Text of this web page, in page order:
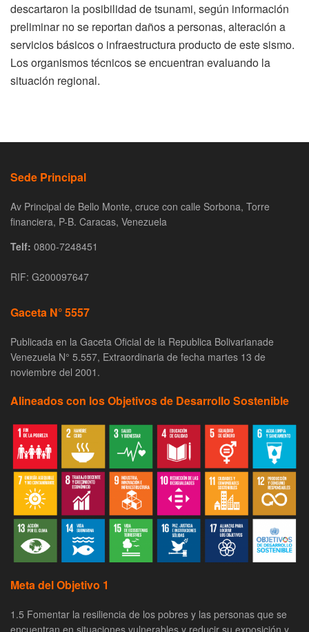
descartaron la posibilidad de tsunami, según información
preliminar no se reportan daños a personas, alteración a
servicios básicos o infraestructura producto de este sismo.
Los organismos técnicos se encuentran evaluando la
situación regional.
Sede Principal
Av Principal de Bello Monte, cruce con calle Sorbona, Torre
financiera, P-B. Caracas, Venezuela
Telf: 0800-7248451
RIF: G200097647
Gaceta N° 5557
Publicada en la Gaceta Oficial de la Republica Bolivarianade
Venezuela N° 5.557, Extraordinaria de fecha martes 13 de
noviembre del 2001.
Alineados con los Objetivos de Desarrollo Sostenible
Meta del Objetivo 1
1.5 Fomentar la resiliencia de los pobres y las personas que se
encuentran en situaciones vulnerables y reducir su exposición y